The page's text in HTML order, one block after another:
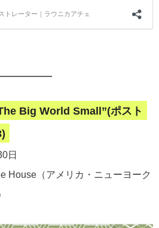
Big World Small”(ポスト
日
House（アメリカ・ニューヨーク